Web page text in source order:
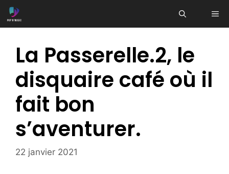
Aller
au
La Passerelle.2, le
disquaire café où il
fait bon
s’aventurer.
22 janvier 2021